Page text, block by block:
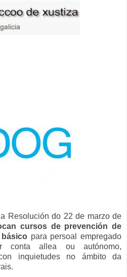
Resolución do 22 de marzo de
cursos de prevención de
para persoal empregado
conta allea ou autónomo,
inquietudes no ámbito da